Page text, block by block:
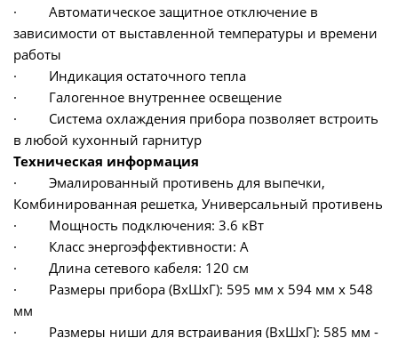
· Автоматическое защитное отключение в
зависимости от выставленной температуры и времени
работы
· Индикация остаточного тепла
· Галогенное внутреннее освещение
· Система охлаждения прибора позволяет встроить
в любой кухонный гарнитур
Техническая информация
· Эмалированный противень для выпечки,
Комбинированная решетка, Универсальный противень
· Мощность подключения: 3.6 кВт
· Класс энергоэффективности: А
· Длина сетевого кабеля: 120 см
· Размеры прибора (ВxШxГ): 595 мм x 594 мм x 548
мм
· Размеры ниши для встраивания (ВхШхГ): 585 мм -